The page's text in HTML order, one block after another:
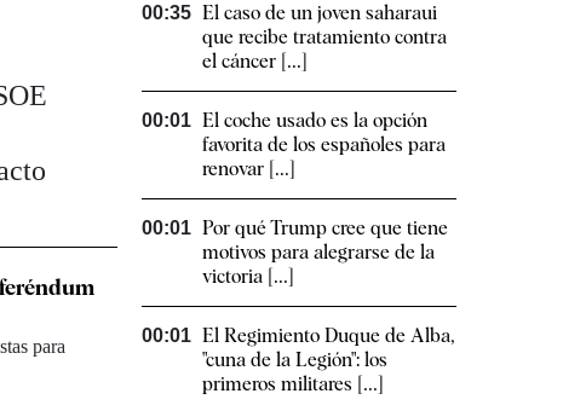
para
00:35 El caso de un joven saharaui
que recibe tratamiento contra
el cáncer [...]
00:01 El coche usado es la opción
favorita de los españoles para
renovar [...]
00:01 Por qué Trump cree que tiene
motivos para alegrarse de la
victoria [...]
00:01 El Regimiento Duque de Alba,
"cuna de la Legión": los
primeros militares [...]